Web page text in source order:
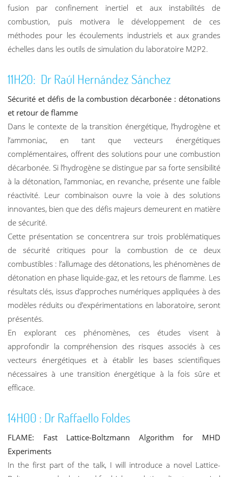
fusion par confinement inertiel et aux instabilités de
combustion, puis motivera le développement de ces
méthodes pour les écoulements industriels et aux grandes
échelles dans les outils de simulation du laboratoire M2P2.
11H20: Dr Raúl Hernández Sánchez
Sécurité et défis de la combustion décarbonée : détonations
et retour de flamme
Dans le contexte de la transition énergétique, l’hydrogène et
l’ammoniac, en tant que vecteurs énergétiques
complémentaires, offrent des solutions pour une combustion
décarbonée. Si l’hydrogène se distingue par sa forte sensibilité
à la détonation, l’ammoniac, en revanche, présente une faible
réactivité. Leur combinaison ouvre la voie à des solutions
innovantes, bien que des défis majeurs demeurent en matière
de sécurité.
Cette présentation se concentrera sur trois problématiques
de sécurité critiques pour la combustion de ce deux
combustibles : l’allumage des détonations, les phénomènes de
détonation en phase liquide-gaz, et les retours de flamme. Les
résultats clés, issus d’approches numériques appliquées à des
modèles réduits ou d’expérimentations en laboratoire, seront
présentés.
En explorant ces phénomènes, ces études visent à
approfondir la compréhension des risques associés à ces
vecteurs énergétiques et à établir les bases scientifiques
nécessaires à une transition énergétique à la fois sûre et
efficace.
14H00 : Dr Raffaello Foldes
FLAME: Fast Lattice-Boltzmann Algorithm for MHD
Experiments
In the first part of the talk, I will introduce a novel Lattice-